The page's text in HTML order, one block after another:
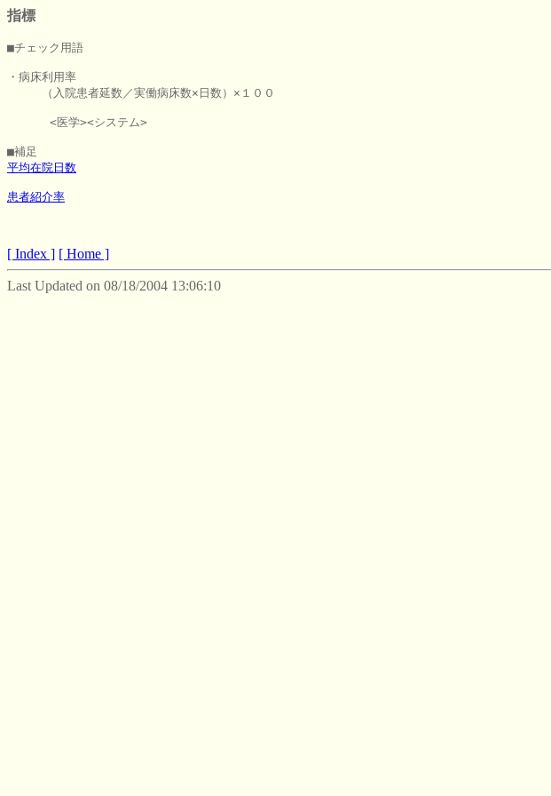
指標
■チェック用語
・病床利用率
（入院患者延数／実働病床数×日数）×１００
      <医学><システム>
平均在院日数
患者紹介率
[ Index ] [ Home ]
Last Updated on 08/18/2004 13:06:10